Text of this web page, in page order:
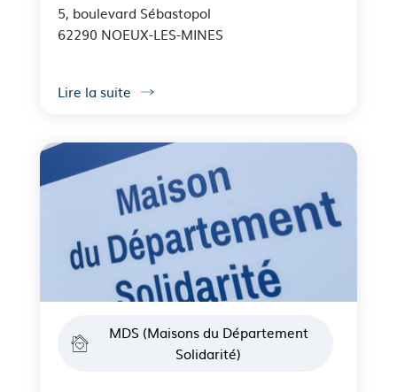
5, boulevard Sébastopol
62290 NOEUX-LES-MINES
Lire la suite
MDS (Maisons du Département
Solidarité)